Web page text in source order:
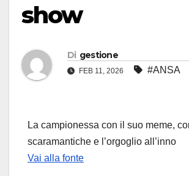
show
Di gestione
FEB 11, 2026 #ANSA
La campionessa con il suo meme,
scaramantiche e l’orgoglio all’inno
Vai alla fonte